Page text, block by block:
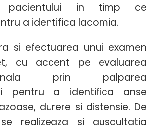
pacientului in timp ce
a identifica lacomia.
si efectuarea unui examen
cu accent pe evaluarea
prin palparea
pentru a identifica anse
durere si distensie. De
realizeaza si auscultatia